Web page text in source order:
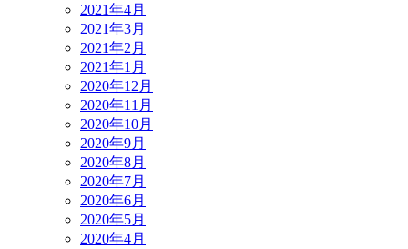
2021年4月
2021年3月
2021年2月
2021年1月
2020年12月
2020年11月
2020年10月
2020年9月
2020年8月
2020年7月
2020年6月
2020年5月
2020年4月